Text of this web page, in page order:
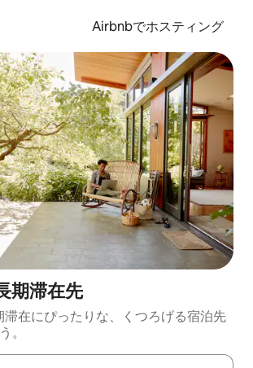
Airbnbでホスティング
期滞在先
滞在にぴったりな、くつろげる宿泊先
。